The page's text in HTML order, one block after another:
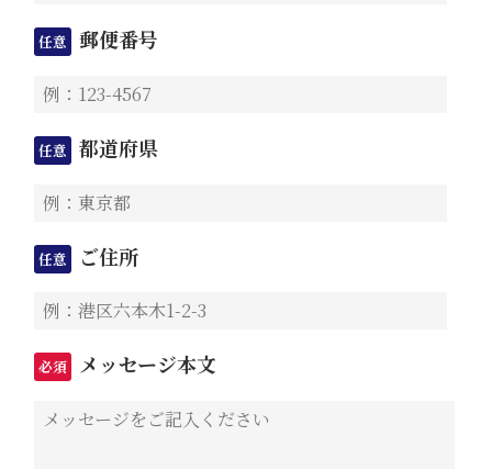
任意 郵便番号
任意 都道府県
任意 ご住所
必須 メッセージ本文